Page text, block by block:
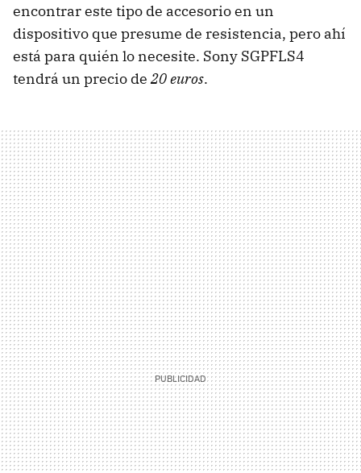
encontrar este tipo de accesorio en un
dispositivo que presume de resistencia, pero ahí
está para quién lo necesite. Sony SGPFLS4
tendrá un precio de20 euros.